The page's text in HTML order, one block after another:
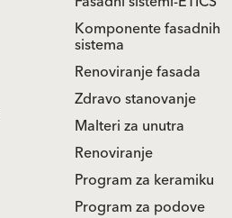
Komponente fasadnih
sistema
Renoviranje fasada
Zdravo stanovanje
Malteri za unutra
Renoviranje
Program za keramiku
Program za podove